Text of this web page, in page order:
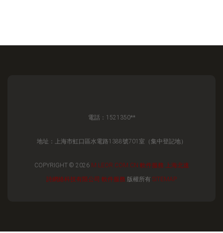
電話：1521350**
地址：上海市虹口區水電路1388號701室（集中登記地）
COPYRIGHT © 2026 M.LEOR.COM.CN 軟件服務
上海北速
詩網絡科技有限公司 軟件服務 版權所有 SITEMAP